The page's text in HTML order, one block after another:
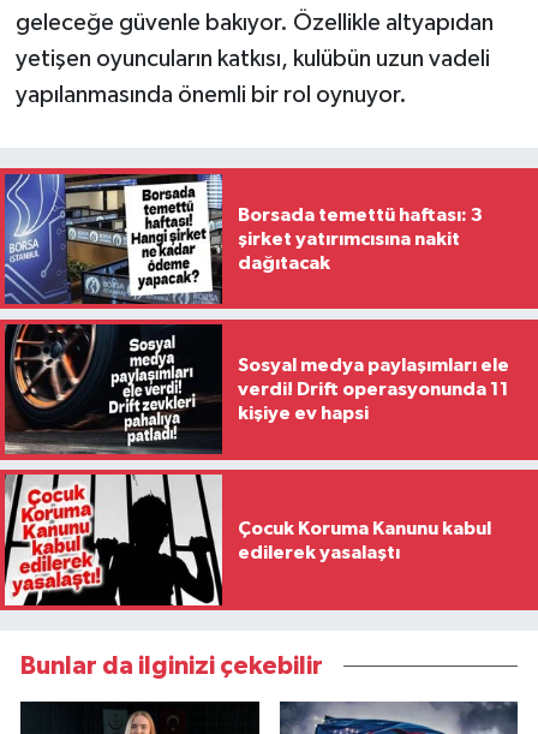
geleceğe güvenle bakıyor. Özellikle altyapıdan
yetişen oyuncuların katkısı, kulübün uzun vadeli
yapılanmasında önemli bir rol oynuyor.
Borsada temettü haftası: 3
şirket yatırımcısına nakit
dağıtacak
Sosyal medya paylaşımları ele
verdi! Drift operasyonunda 11
kişiye ev hapsi
Çocuk Koruma Kanunu kabul
edilerek yasalaştı
Bunlar da ilginizi çekebilir